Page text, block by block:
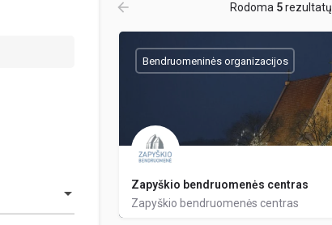
Rodoma 5rezultatų
Zapyškio bendruomenės centras
Zapyškio bendruomenės centras
Bendruomeninės organizacijos